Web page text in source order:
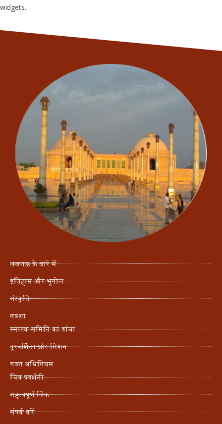
widgets.
लखनऊ के बारे में
इतिहास और भूगोल
संस्कृति
नक्शा
स्मारक समिति का ढांचा
दूरदर्शिता और मिशन
गठन अधिनियम
चित्र प्रदर्शनी
महत्वपूर्ण लिंक
संपर्क करें